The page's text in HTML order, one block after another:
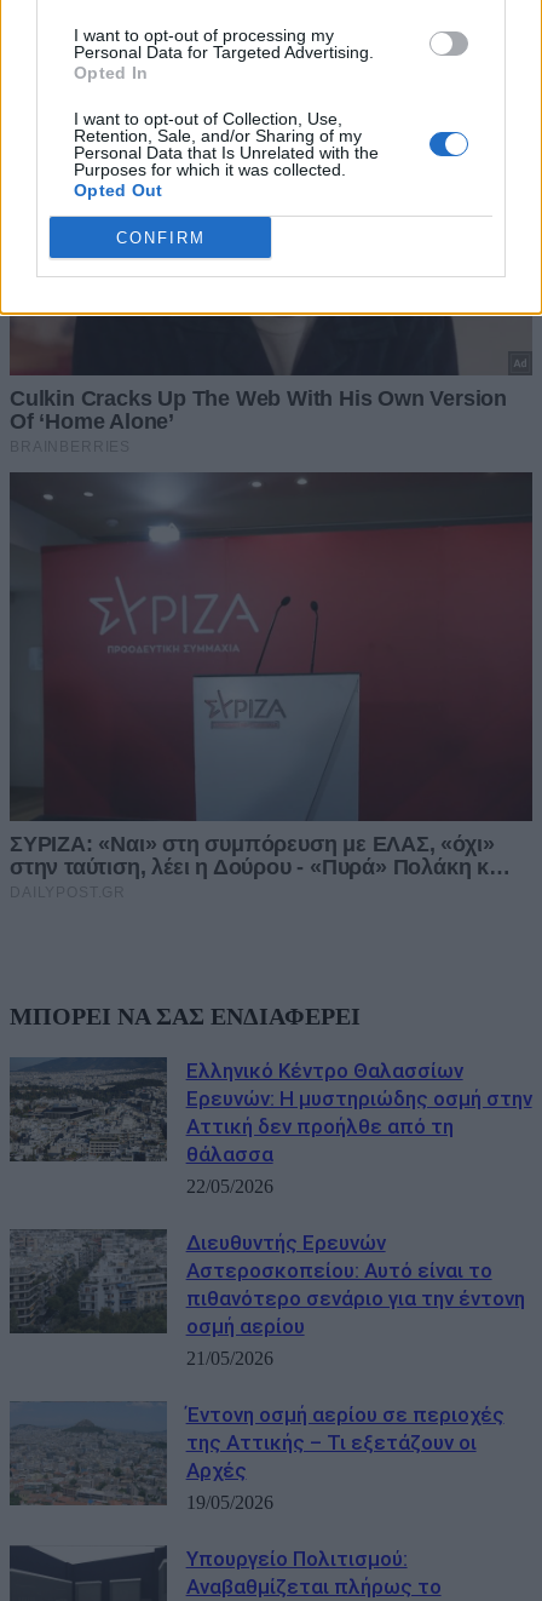
I want to opt-out of processing my
Personal Data for Targeted Advertising.
Opted In
I want to opt-out of Collection, Use,
Retention, Sale, and/or Sharing of my
Personal Data that Is Unrelated with the
Purposes for which it was collected.
Opted Out
CONFIRM
ΜΠΟΡΕΙ ΝΑ ΣΑΣ ΕΝΔΙΑΦΕΡΕΙ
Ελληνικό Κέντρο Θαλασσίων
Ερευνών: Η μυστηριώδης οσμή στην
Αττική δεν προήλθε από τη
θάλασσα
22/05/2026
Διευθυντής Ερευνών
Αστεροσκοπείου: Αυτό είναι το
πιθανότερο σενάριο για την έντονη
οσμή αερίου
21/05/2026
Έντονη οσμή αερίου σε περιοχές
της Αττικής – Τι εξετάζουν οι
Αρχές
19/05/2026
Υπουργείο Πολιτισμού:
Αναβαθμίζεται πλήρως το